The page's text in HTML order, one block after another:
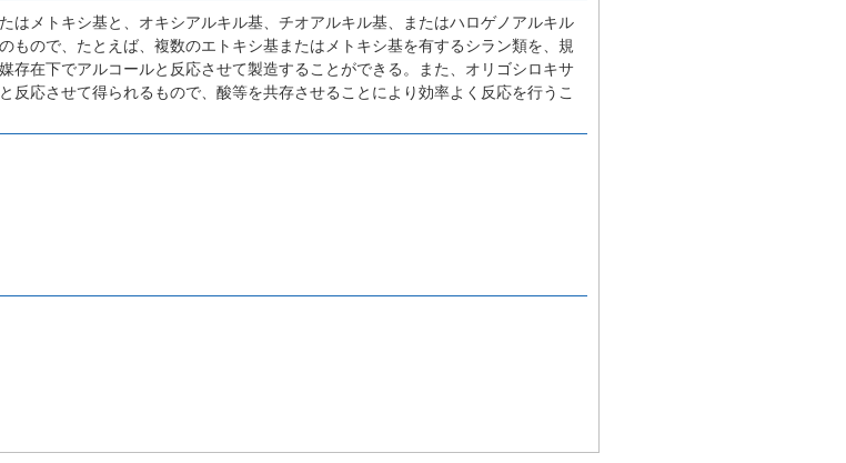
はメトキシ基と、オキシアルキル基、チオアルキル基、またはハロゲノアルキル
もので、たとえば、複数のエトキシ基またはメトキシ基を有するシラン類を、規
存在下でアルコールと反応させて製造することができる。また、オリゴシロキサ
反応させて得られるもので、酸等を共存させることにより効率よく反応を行うこ